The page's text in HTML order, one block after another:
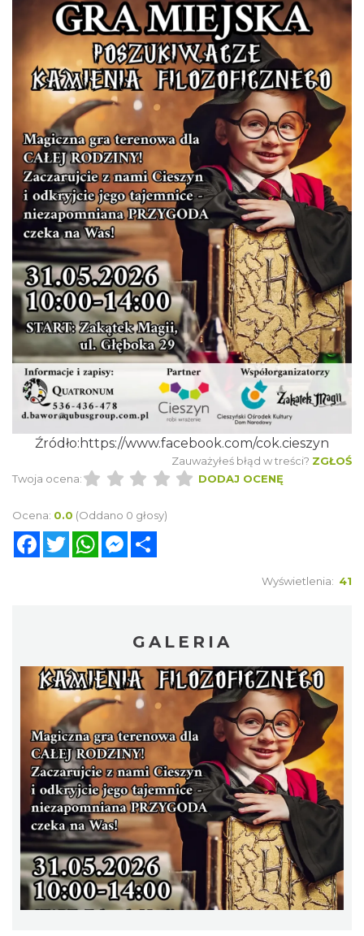
Źródło:https://www.facebook.com/cok.cieszyn
Zauważyłeś błąd w treści? ZGŁOŚ
Twoja ocena:
DODAJ OCENĘ
Ocena: 0.0 (Oddano 0 głosy)
FacebookTwitterWhatsAppMessenger
Wyświetlenia: 41
GALERIA